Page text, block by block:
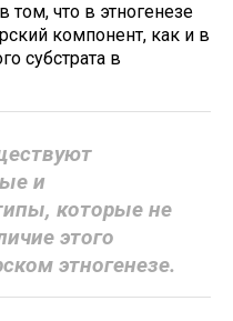
том, что в этногенезе
компонент, как и в
субстрата в
и
которые не
этого
этногенезе.